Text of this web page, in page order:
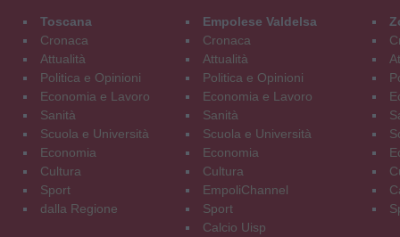
Toscana
Cronaca
Attualità
Politica e Opinioni
Economia e Lavoro
Sanità
Scuola e Università
Economia
Cultura
Sport
dalla Regione
Empolese Valdelsa
Cronaca
Attualità
Politica e Opinioni
Economia e Lavoro
Sanità
Scuola e Università
Economia
Cultura
EmpoliChannel
Sport
Calcio Uisp